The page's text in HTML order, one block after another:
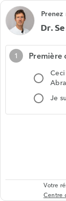
Dr.
1 Première
Je
Votre
Centre